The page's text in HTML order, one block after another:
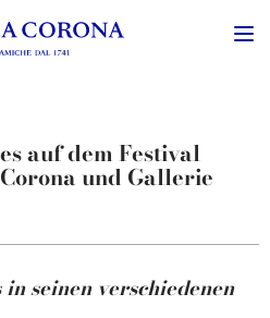
auf dem Festival
und Gallerie
seinen verschiedenen